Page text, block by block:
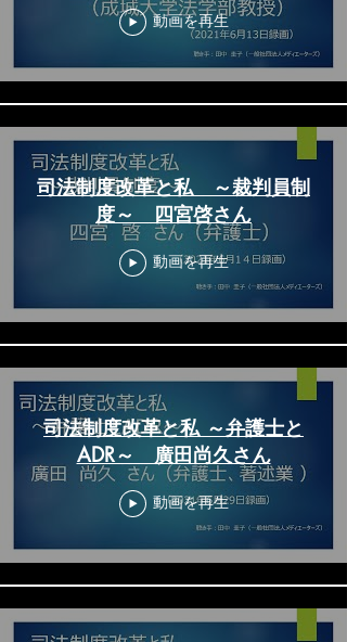
動画を再生
司法制度改革と私 ～裁判員制
度～ 四宮啓さん
動画を再生
司法制度改革と私 ～弁護士と
ADR～ 廣田尚久さん
動画を再生